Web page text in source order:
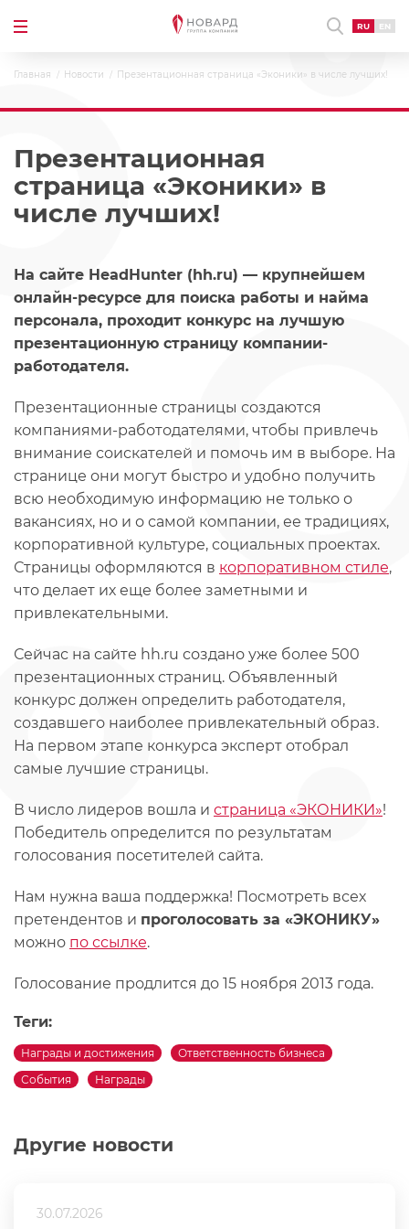
RU EN
Главная Новости Презентационная страница «Эконики» в числе лучших!
Презентационная
страница «Эконики» в
числе лучших!
Другие новости
30.07.2026
На сайте HeadHunter (hh.ru) — крупнейшем
онлайн-ресурсе для поиска работы и найма
персонала, проходит конкурс на лучшую
презентационную страницу компании-
работодателя.
Презентационные страницы создаются
компаниями-работодателями, чтобы привлечь
внимание соискателей и помочь им в выборе. На
странице они могут быстро и удобно получить
всю необходимую информацию не только о
вакансиях, но и о самой компании, ее традициях,
корпоративной культуре, социальных проектах.
Страницы оформляются в корпоративном стиле,
что делает их еще более заметными и
привлекательными.
Сейчас на сайте hh.ru создано уже более 500
презентационных страниц. Объявленный
конкурс должен определить работодателя,
создавшего наиболее привлекательный образ.
На первом этапе конкурса эксперт отобрал
самые лучшие страницы.
В число лидеров вошла и страница «ЭКОНИКИ»!
Победитель определится по результатам
голосования посетителей сайта.
Нам нужна ваша поддержка! Посмотреть всех
претендентов и проголосовать за «ЭКОНИКУ»
можно по ссылке.
Голосование продлится до 15 ноября 2013 года.
Теги:
Награды и достижения
Ответственность бизнеса
События
Награды